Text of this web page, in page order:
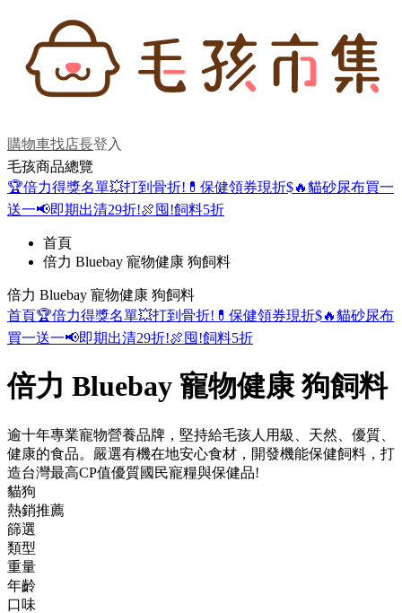
購物車找店長登入
毛孩商品總覽
🏆倍力得獎名單💥打到骨折! 💊保健領券現折$🔥貓砂尿布買一
送一📢即期出清29折!🍖囤!飼料5折
首頁
倍力 Bluebay 寵物健康 狗飼料
倍力 Bluebay 寵物健康 狗飼料
首頁🏆倍力得獎名單💥打到骨折! 💊保健領券現折$🔥貓砂尿布
買一送一📢即期出清29折!🍖囤!飼料5折
倍力 Bluebay 寵物健康 狗飼料
逾十年專業寵物營養品牌，堅持給毛孩人用級、天然、優質、
健康的食品。嚴選有機在地安心食材，開發機能保健飼料，打
造台灣最高CP值優質國民寵糧與保健品!
貓狗
熱銷推薦
篩選
類型
重量
年齡
口味